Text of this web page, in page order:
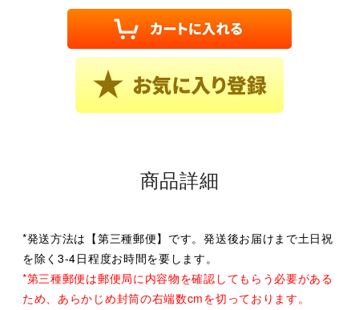
商品詳細
*発送方法は【第三種郵便】です。発送後お届けまで土日祝
を除く3-4日程度お時間を要します。
*第三種郵便は郵便局に内容物を確認してもらう必要がある
ため、あらかじめ封筒の右端数cmを切っております。